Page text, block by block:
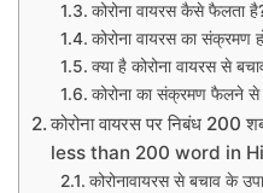
कोरोना वायरस कैसे फैलता
कोरोना वायरस का संक्रमण
क्या है कोरोना वायरस से
कोरोना का संक्रमण फैलने
कोरोना वायरस पर निबंध
less than 200 word in
कोरोनावायरस से बचाव के